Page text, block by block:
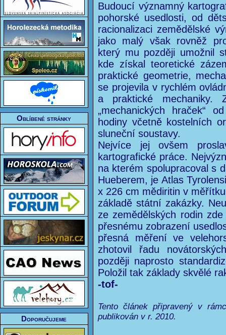
Oblíbené stránky
Doporučujeme
Budoucí významný
pohorské usedlosti, od
racionalizaci zemědělské
jako malý však rovněž
který mu později umožnil
kde získal teoretické
praktické geometrie,
se projevila v rychlém
a praktické mechaniky.
„mechanických hraček“
hodiny včetně kostelních
sluneční soustavy.
Nejvíce jej ovšem
kartografické práce.
na kterém spolupracoval s
Hueberem, je Atlas
x 226 cm mědiritin v
základě státní zakázky.
ze zemědělských rodin
přesnému zobrazení
přesná měření ve
zhotovil řadu
později naprosto
Položil tak základy skvělé
-tof-
Tento článek připravený v
publikován v r. 2010.